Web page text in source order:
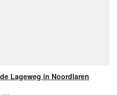
Lageweg in Noordlaren